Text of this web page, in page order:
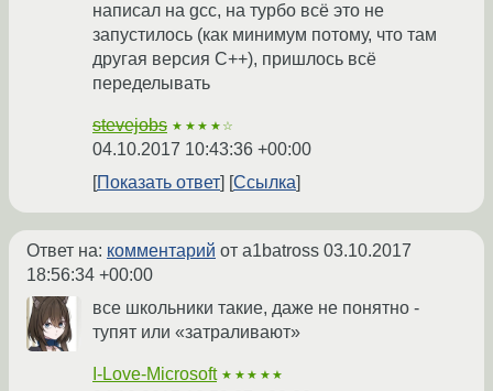
написал на gcc, на турбо всё это не
запустилось (как минимум потому, что там
другая версия C++), пришлось всё
переделывать
stevejobs ★★★★☆
04.10.2017 10:43:36 +00:00
Показать ответ
Ссылка
Ответ на: комментарий от a1batross 03.10.2017
18:56:34 +00:00
все школьники такие, даже не понятно -
тупят или «затраливают»
I-Love-Microsoft ★★★★★